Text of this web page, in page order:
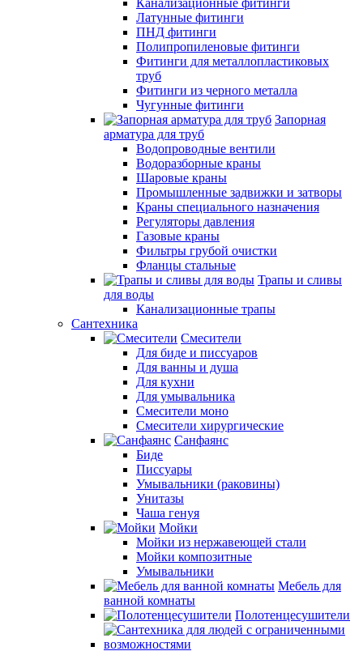
Канализационные фитинги
Латунные фитинги
ПНД фитинги
Полипропиленовые фитинги
Фитинги для металлопластиковых
труб
Фитинги из черного металла
Чугунные фитинги
Запорная
арматура для труб
Водопроводные вентили
Водоразборные краны
Шаровые краны
Промышленные задвижки и затворы
Краны специального назначения
Регуляторы давления
Газовые краны
Фильтры грубой очистки
Фланцы стальные
Трапы и сливы
для воды
Канализационные трапы
Сантехника
Смесители
Для биде и писсуаров
Для ванны и душа
Для кухни
Для умывальника
Смесители моно
Смесители хирургические
Санфаянс
Биде
Писсуары
Умывальники (раковины)
Унитазы
Чаша генуя
Мойки
Мойки из нержавеющей стали
Мойки композитные
Умывальники
Мебель для
ванной комнаты
Полотенцесушители